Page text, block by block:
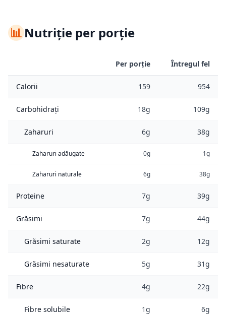
📊Nutriție per porție
Per porție Întregul fel
Calorii 159 954
Carbohidrați 18g 109g
Zaharuri 6g 38g
Zaharuri adăugate 0g 1g
Zaharuri naturale 6g 38g
Proteine 7g 39g
Grăsimi 7g 44g
Grăsimi saturate 2g 12g
Grăsimi nesaturate 5g 31g
Fibre 4g 22g
Fibre solubile 1g 6g